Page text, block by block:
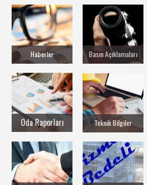
Haberler Basın Açıklamaları
Oda Raporları Teknik Bilgiler